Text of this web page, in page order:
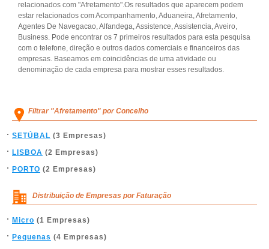
relacionados com "Afretamento".Os resultados que aparecem podem
estar relacionados com Acompanhamento, Aduaneira, Afretamento,
Agentes De Navegacao, Alfandega, Assistence, Assistencia, Aveiro,
Business. Pode encontrar os 7 primeiros resultados para esta pesquisa
com o telefone, direção e outros dados comerciais e financeiros das
empresas. Baseamos em coincidências de uma atividade ou
denominação de cada empresa para mostrar esses resultados.
Filtrar "Afretamento" por Concelho
SETÚBAL (3 Empresas)
LISBOA (2 Empresas)
PORTO (2 Empresas)
Distribuição de Empresas por Faturação
Micro (1 Empresas)
Pequenas (4 Empresas)